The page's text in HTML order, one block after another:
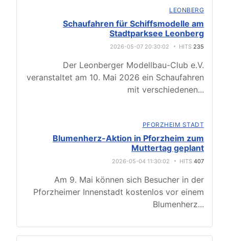
LEONBERG
Schaufahren für Schiffsmodelle am
Stadtparksee Leonberg
2026-05-07 20:30:02 HITS 235
Der Leonberger Modellbau-Club e.V.
veranstaltet am 10. Mai 2026 ein Schaufahren
mit verschiedenen...
PFORZHEIM STADT
Blumenherz-Aktion in Pforzheim zum
Muttertag geplant
2026-05-04 11:30:02 HITS 407
Am 9. Mai können sich Besucher in der
Pforzheimer Innenstadt kostenlos vor einem
Blumenherz...